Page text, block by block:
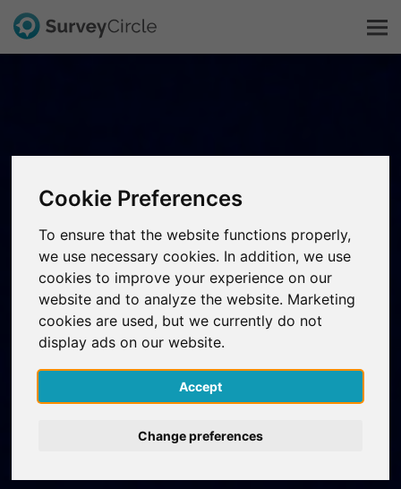
Cookie Preferences
To ensure that the website functions properly,
we use necessary cookies. In addition, we use
cookies to improve your experience on our
website and to analyze the website. Marketing
cookies are used, but we currently do not
display ads on our website.
Accept
Change preferences
Explorar la investigación
FAQ
Regístrate gratis
Iniciar sesión
English
Deutsch
Nederlands